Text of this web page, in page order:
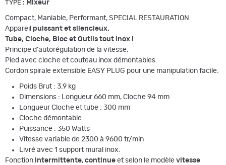
TYPE : Mixeur
Compact, Maniable, Performant, SPECIAL RESTAURATION
Appareil puissant et silencieux.
Tube, Cloche, Bloc et Outils tout inox !
Principe d'autorégulation de la vitesse.
Pied avec cloche et couteau inox démontables.
Cordon spirale extensible EASY PLUG pour une manipulation facile.
Poids Brut : 3.9 kg
Dimensions : Longueur 660 mm, Cloche 94 mm
Longueur Cloche et tube : 300 mm
Cloche démontable.
Puissance : 350 Watts
Vitesse variable de 2300 à 9600 tr/min
Livré avec 1 support mural inox.
Fonction intermittente, continue et selon le modèle vitesse